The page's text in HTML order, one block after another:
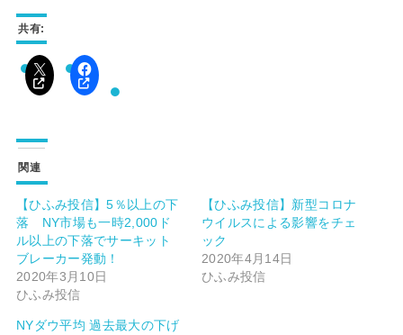
共有:
関連
【ひふみ投信】5％以上の下
落 NY市場も一時2,000ド
ル以上の下落でサーキット
ブレーカー発動！
2020年3月10日
ひふみ投信
【ひふみ投信】新型コロナ
ウイルスによる影響をチェ
ック
2020年4月14日
ひふみ投信
NYダウ平均 過去最大の下げ